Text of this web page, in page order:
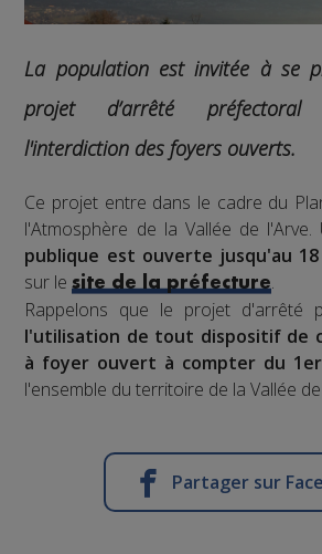
La population est invitée à se
projet d’arrêté
l'interdiction des foyers ouverts.
Ce projet entre dans le cadre du
l'Atmosphère de la Vallée de l'Arve.
publique est ouverte jusqu'au
sur lesite de la préfecture.
Rappelons que le projet d'arrêté
l'utilisation de tout dispositif de
à foyer ouvert à compter du
l'ensemble du territoire de la Vallée
Partager sur